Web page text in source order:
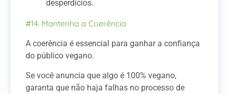
desperdícios.
#14. Mantenha a Coerência
A coerência é essencial para ganhar a confiança
do público vegano.
Se você anuncia que algo é 100% vegano,
garanta que não haja falhas no processo de